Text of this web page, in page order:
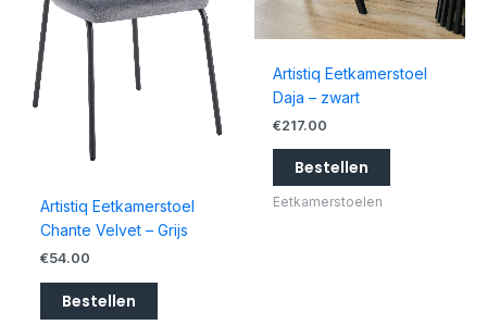
Artistiq Eetkamerstoel
Chante Velvet – Grijs
€54.00
Bestellen
Artistiq Eetkamerstoel
Daja – zwart
€217.00
Bestellen
Eetkamerstoelen